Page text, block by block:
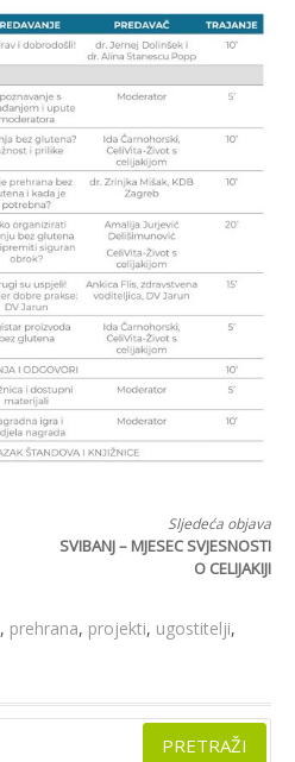
Sljedeća objava
SVIBANJ – MJESEC SVJESNOSTI
O CELIJAKIJI
, prehrana, projekti, ugostitelji,